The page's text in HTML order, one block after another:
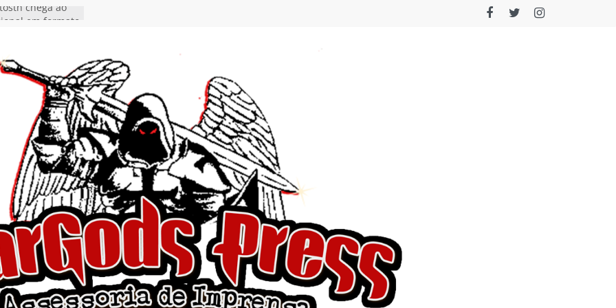
chega ao
show em
Autoral” e
do novo single
de uma
do EP
I Begin”
o single “Keep
e detalha
álbum
detalha a
Rig” definitivo
Hell’s Heroes